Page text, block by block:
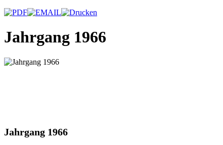
Jahrgang 1966
Jahrgang 1966